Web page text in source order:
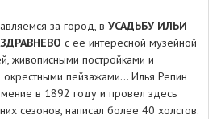
за город, в УСАДЬБУ ИЛЬИ
с ее интересной музейной
живописными постройками и
пейзажами… Илья Репин
в 1892 году и провел здесь
сезонов, написал более 40 холстов.